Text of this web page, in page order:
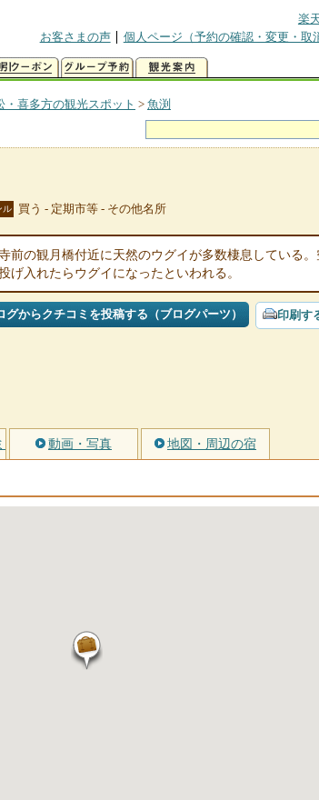
楽
お客さまの声
個人ページ（予約の確認・変更・取
・喜多方の観光スポット > 魚渕
ル 買う - 定期市等 - その他名所
前の観月橋付近に天然のウグイが多数棲息している
げ入れたらウグイになったといわれる。
グからクチコミを投稿する（ブログパーツ） 印刷す
動画・写真 地図・周辺の宿